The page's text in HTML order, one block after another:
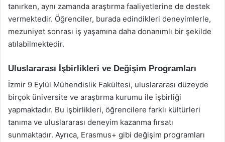
tanırken, aynı zamanda araştırma faaliyetlerine de destek
vermektedir. Öğrenciler, burada edindikleri deneyimlerle,
mezuniyet sonrası iş yaşamına daha donanımlı bir şekilde
atılabilmektedir.
Uluslararası İşbirlikleri ve Değişim Programları
İzmir 9 Eylül Mühendislik Fakültesi, uluslararası düzeyde
birçok üniversite ve araştırma kurumu ile işbirliği
yapmaktadır. Bu işbirlikleri, öğrencilere farklı kültürleri
tanıma ve uluslararası deneyim kazanma fırsatı
sunmaktadır. Ayrıca, Erasmus+ gibi değişim programları